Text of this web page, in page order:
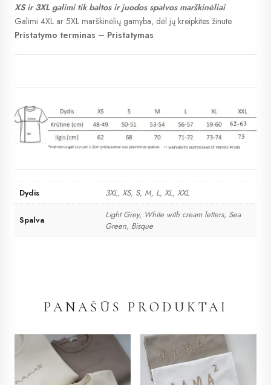
XS ir 3XL galimi tik baltos ir juodos spalvos marškinėliai
Galimi 4XL ar 5XL marškinėlių gamyba, dėl jų kreipkites žinute.
Pristatymo terminas – Pristatymas
Dydis 3XL, XS, S, M, L, XL, XXL
Spalva
Light Grey, White with cream letters, Sea
Green, Bisque
PANAŠŪS PRODUKTAI